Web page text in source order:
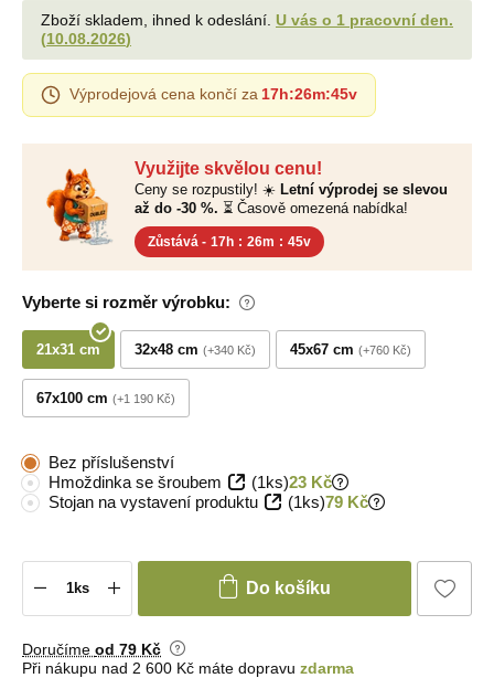
Využijte skvělou cenu!
Ceny se rozpustily! ☀️ Letní výprodej se slevou
až do -30 %. ⏳ Časově omezená nabídka!
Zůstává - 17h : 26m : 44v
Vyberte si rozměr výrobku:
21x31 cm 32x48 cm +340 Kč 45x67 cm +760 Kč
67x100 cm +1 190 Kč
Zboží skladem, ihned k odeslání. U vás o 1 pracovní den.
(10.08.2026)
Výprodejová cena končí za 17h:26m:44v
Bez příslušenství
Hmoždinka se šroubem
(1ks)23 Kč
Stojan na vystavení produktu
(1ks)79 Kč
Do košíku
Doručíme od 79 Kč
Při nákupu nad 2 600 Kč máte dopravu zdarma